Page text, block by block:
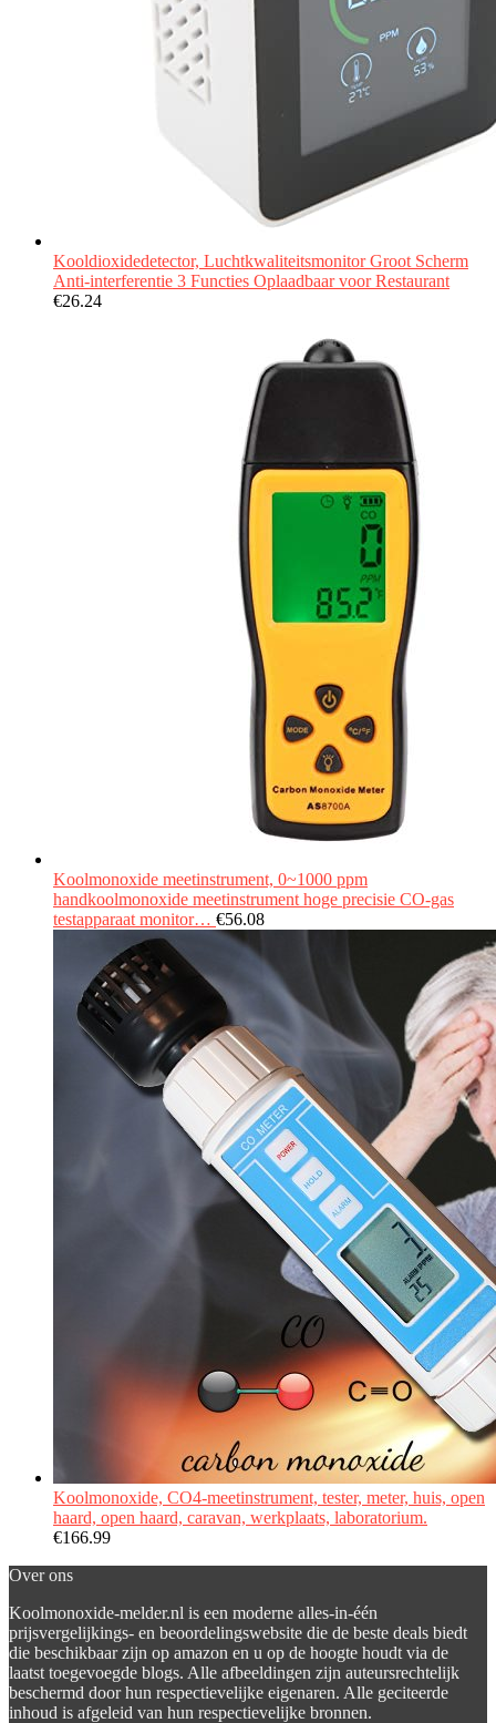
Kooldioxidedetector, Luchtkwaliteitsmonitor Groot Scherm
Anti-interferentie 3 Functies Oplaadbaar voor Restaurant
€26.24
Koolmonoxide meetinstrument, 0~1000 ppm
handkoolmonoxide meetinstrument hoge precisie CO-gas
testapparaat monitor… €56.08
Koolmonoxide, CO4-meetinstrument, tester, meter, huis, open
haard, open haard, caravan, werkplaats, laboratorium.
€166.99
Over ons
Koolmonoxide-melder.nl is een moderne alles-in-één
prijsvergelijkings- en beoordelingswebsite die de beste deals biedt
die beschikbaar zijn op amazon en u op de hoogte houdt via de
laatst toegevoegde blogs. Alle afbeeldingen zijn auteursrechtelijk
beschermd door hun respectievelijke eigenaren. Alle geciteerde
inhoud is afgeleid van hun respectievelijke bronnen.